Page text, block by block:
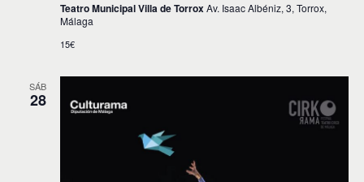
Teatro Municipal Villa de TorroxAv. Isaac Albéniz, 3, Torrox,
Málaga
15€
SÁB
28